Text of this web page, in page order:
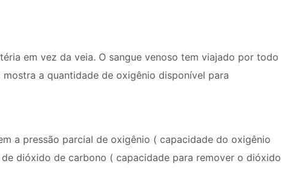
em vez da veia. O sangue venoso tem viajado por todo
a quantidade de oxigênio disponível para
a pressão parcial de oxigênio ( capacidade do oxigênio
dióxido de carbono ( capacidade para remover o dióxido